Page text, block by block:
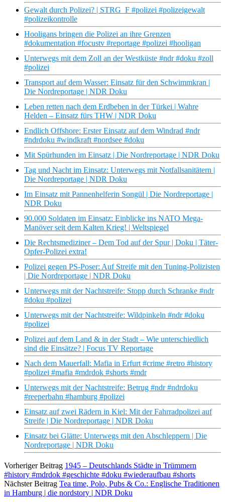
Gewalt durch Polizei? | STRG_F #polizei #polizeigewalt
#polizeikontrolle
Hooligans bringen die Polizei an ihre Grenzen
#dokumentation #focustv #reportage #polizei #hooligan
Unterwegs mit dem Zoll an der Westküste #ndr #doku #zoll
#polizei
Transport auf dem Wasser: Einsatz für den Schwimmkran |
Die Nordreportage | NDR Doku
Leben retten nach dem Erdbeben in der Türkei | Wahre
Helden – Einsatz fürs THW | NDR Doku
Endlich Offshore: Erster Einsatz auf dem Windrad #ndr
#ndrdoku #windkraft #nordsee #doku
Mit Spürhunden im Einsatz | Die Nordreportage | NDR Doku
Tag und Nacht im Einsatz: Unterwegs mit Notfallsanitätern |
Die Nordreportage | NDR Doku
Im Einsatz mit Pannenhelferin Songül | Die Nordreportage |
NDR Doku
90.000 Soldaten im Einsatz: Einblicke ins NATO Mega-
Manöver seit dem Kalten Krieg! | Weltspiegel
Die Rechtsmediziner – Dem Tod auf der Spur | Doku | Täter-
Opfer-Polizei extra!
Polizei gegen PS-Poser: Auf Streife mit den Tuning-Polizisten
| Die Nordreportage | NDR Doku
Unterwegs mit der Nachtstreife: Stopp durch Schranke #ndr
#doku #polizei
Unterwegs mit der Nachtstreife: Wildpinkeln #ndr #doku
#polizei
Polizei auf dem Land & in der Stadt – Wie unterschiedlich
sind die Einsätze? | Focus TV Reportage
Nach dem Mauerfall: Mafia in Erfurt #crime #retro #history
#polizei #mafia #mdrdok #shorts #mdr
Unterwegs mit der Nachtstreife: Betrug #ndr #ndrdoku
#reeperbahn #hamburg #polizei
Einsatz auf zwei Rädern in Kiel: Mit der Fahrradpolizei auf
Streife | Die Nordreportage | NDR Doku
Einsatz bei Glätte: Unterwegs mit den Abschleppern | Die
Nordreportage | NDR Doku
Vorheriger Beitrag 1945 – Deutschlands Städte in Trümmern
#history #mdrdok #geschichte #doku #wiederaufbau #shorts
Nächster Beitrag Tea time, Polo, Pubs & Co.: Englische Traditionen
in Hamburg | die nordstory | NDR Doku